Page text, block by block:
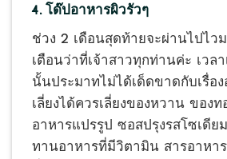
4. โด๊ปอาหารผิวรัวๆ
ช่วง 2 เดือนสุดท้ายจะผ่านไปไว
เตือนว่าที่เจ้าสาวทุกท่านค่ะ เวล
นั้นประมาทไม่ได้เด็ดขาดกับเรื่อ
เลี่ยงได้ควรเลี่ยงของหวาน ของ
อาหารแปรรูป ซอสปรุงรสโซเดีย
ทานอาหารที่มีวิตามิน สารอาหาร